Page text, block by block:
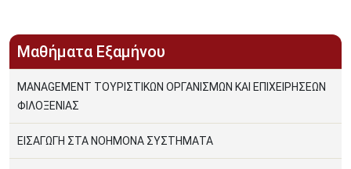
Μαθήματα Εξαμήνου
MANAGEMENT ΤΟΥΡΙΣΤΙΚΩΝ ΟΡΓΑΝΙΣΜΩΝ ΚΑΙ ΕΠΙΧΕΙΡΗΣΕΩΝ
ΦΙΛΟΞΕΝΙΑΣ
ΕΙΣΑΓΩΓΗ ΣΤΑ ΝΟΗΜΟΝΑ ΣΥΣΤΗΜΑΤΑ